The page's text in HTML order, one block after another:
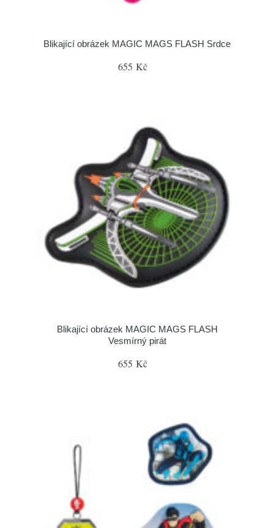
Blikající obrázek MAGIC MAGS FLASH Srdce
655 Kč
Blikající obrázek MAGIC MAGS FLASH
Vesmírný pirát
655 Kč